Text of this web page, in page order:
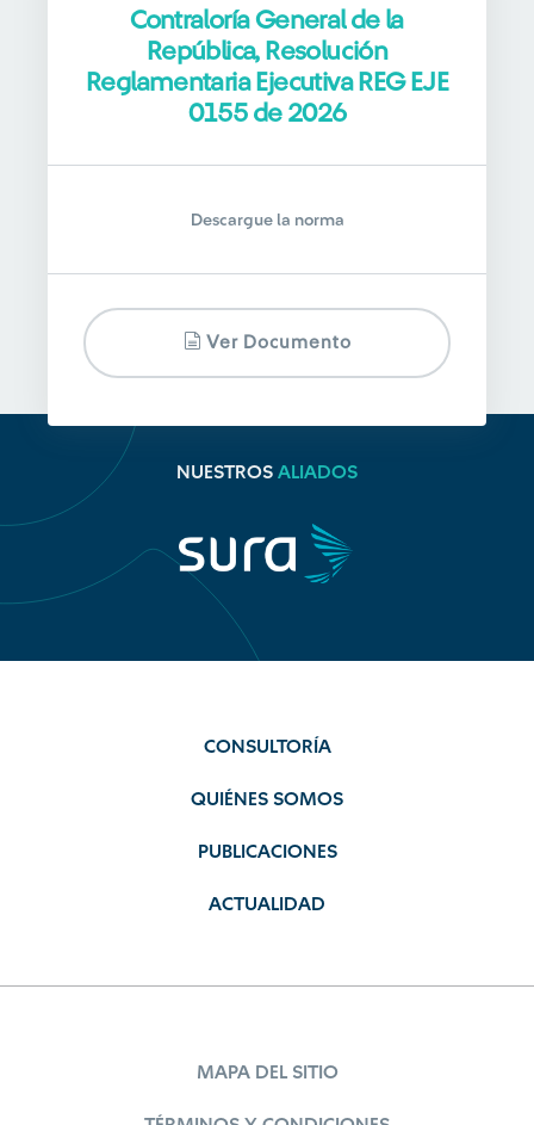
Contraloría General de la
República, Resolución
Reglamentaria Ejecutiva REG EJE
0155 de 2026
Descargue la norma
Ver Documento
NUESTROS ALIADOS
CONSULTORÍA
QUIÉNES SOMOS
PUBLICACIONES
ACTUALIDAD
MAPA DEL SITIO